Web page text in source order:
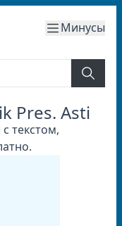
Минусы
Pres. Asti
текстом,